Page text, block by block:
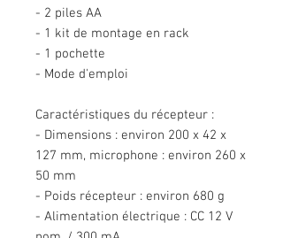
- 2 piles AA
- 1 kit de montage en rack
- 1 pochette
- Mode d'emploi
Caractéristiques du récepteur :
- Dimensions : environ 200 x 42 x
127 mm, microphone : environ 260 x
50 mm
- Poids récepteur : environ 680 g
- Alimentation électrique : CC 12 V